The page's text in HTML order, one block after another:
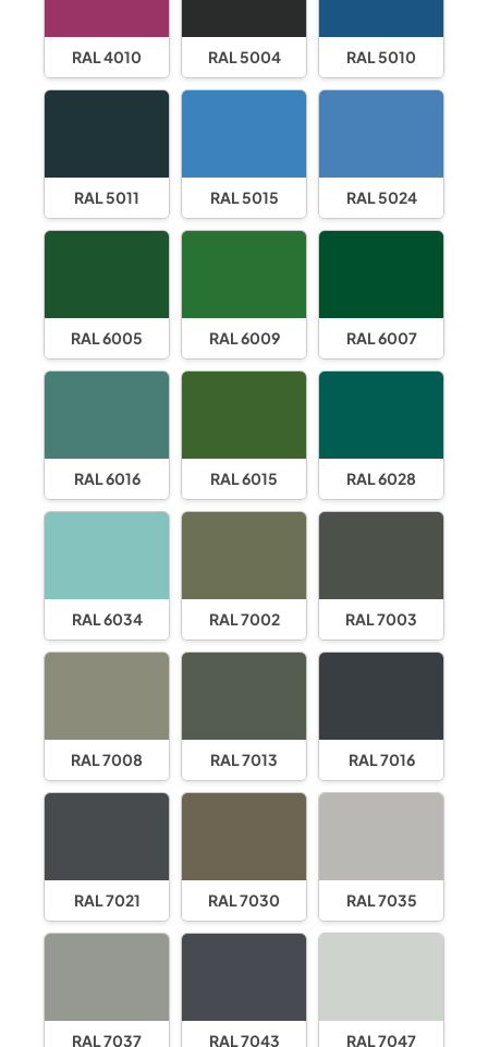
RAL 4010 RAL 5004 RAL 5010
RAL 5011 RAL 5015 RAL 5024
RAL 6005 RAL 6009 RAL 6007
RAL 6016 RAL 6015 RAL 6028
RAL 6034 RAL 7002 RAL 7003
RAL 7008 RAL 7013 RAL 7016
RAL 7021 RAL 7030 RAL 7035
RAL 7037 RAL 7043 RAL 7047